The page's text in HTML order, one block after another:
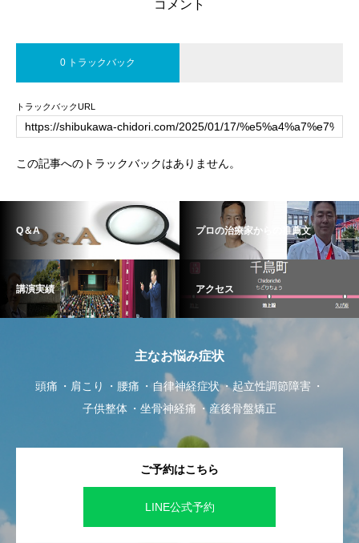
コメント
0 トラックバック
トラックバックURL
この記事へのトラックバックはありません。
Q＆A プロの治療家からの推薦文
講演実績 アクセス
主なお悩み症状
頭痛 肩こり 腰痛 自律神経症状
起立性調節障害
子供整体
坐骨神経痛 産後骨盤矯正
ご予約はこちら
LINE公式予約